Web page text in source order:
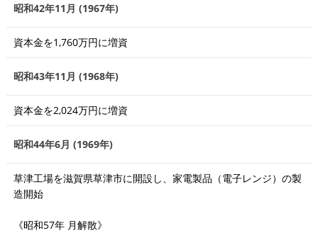
昭和42年11月 (1967年)
資本金を1,760万円に増資
昭和43年11月 (1968年)
資本金を2,024万円に増資
昭和44年6月 (1969年)
草津工場を滋賀県草津市に開設し、家電製品（電子レンジ）の製
造開始
《昭和57年 月解散》